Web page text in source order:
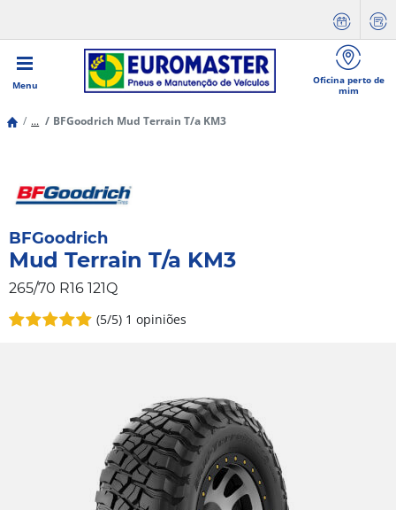
Menu
Oficina perto de
mim
... BFGoodrich Mud Terrain T/a KM3
BFGoodrich
Mud Terrain T/a KM3
265/70 R16 121Q
(5/5) 1 opiniões